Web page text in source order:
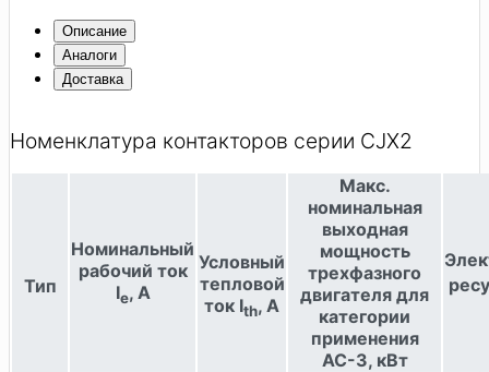
Описание
Аналоги
Доставка
Номенклатура контакторов серии CJX2
Тип
Номинальный
рабочий ток
Ie, А
Условный
тепловой
ток Ith, А
Макс.
номинальная
выходная
мощность
трехфазного
двигателя для
категории
применения
АС-3, кВт